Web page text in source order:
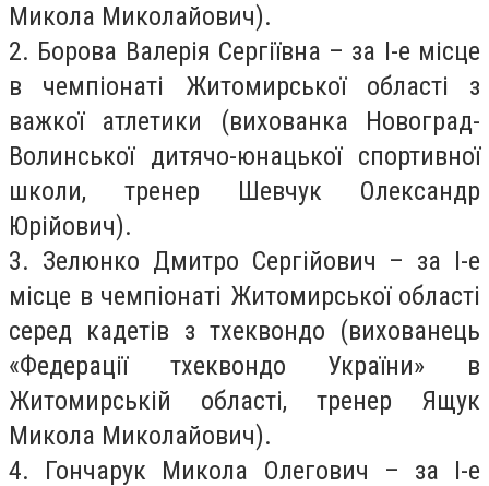
Микола Миколайович).
2. Борова Валерія Сергіївна – за I-е місце
в чемпіонаті Житомирської області з
важкої атлетики (вихованка Новоград-
Волинської дитячо-юнацької спортивної
школи, тренер Шевчук Олександр
Юрійович).
3. Зелюнко Дмитро Сергійович – за I-е
місце в чемпіонаті Житомирської області
серед кадетів з тхеквондо (вихованець
«Федерації тхеквондо України» в
Житомирській області, тренер Ящук
Микола Миколайович).
4. Гончарук Микола Олегович – за I-е